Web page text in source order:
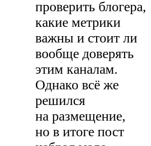
проверить блогера,
какие метрики
важны и стоит ли
вообще доверять
этим каналам.
Однако всё же
решился
на размещение,
но в итоге пост